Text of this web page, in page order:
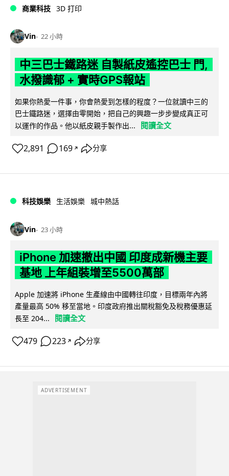
商業科技 3D 打印
Vin 22 小時
中三巴士鐵路迷 自製紙皮遙控巴士 門,
水撥識郁 + 實時GPS報站
如果你熱愛一件事，你會熱愛到怎樣的程度？一位就讀中三的
巴士鐵路迷，選擇由零開始，把自己的興趣一步步變成真正可
以運作的作品。他以紙皮親手製作出...
閱讀全文
2,891 169 ↗ 分享
科技娛樂 生活娛樂 城中熱話
Vin 23 小時
iPhone 加速撤出中國 印度成新機主要
基地 上年組裝增至5500萬部
Apple 加速將 iPhone 生產線由中國轉往印度，目標兩年內將
產量最高 50% 移至當地。印度政府推出關稅豁免及稅務優惠延
長至 204...
閱讀全文
479 223 ↗ 分享
ADVERTISEMENT